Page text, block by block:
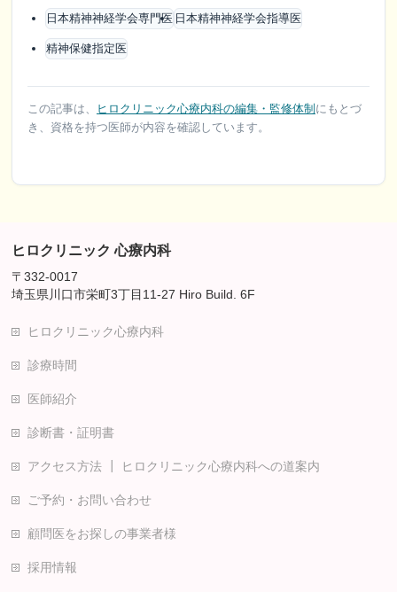
日本精神神経学会専門医 日本精神神経学会指導医
精神保健指定医
この記事は、 ヒロクリニック心療内科の編集・監修体制 にもとづ
き、資格を持つ医師が内容を確認しています。
ヒロクリニック 心療内科
〒332-0017
埼玉県川口市栄町3丁目11-27 Hiro Build. 6F
ヒロクリニック心療内科
診療時間
医師紹介
診断書・証明書
アクセス方法 ┃ ヒロクリニック心療内科への道案内
ご予約・お問い合わせ
顧問医をお探しの事業者様
採用情報